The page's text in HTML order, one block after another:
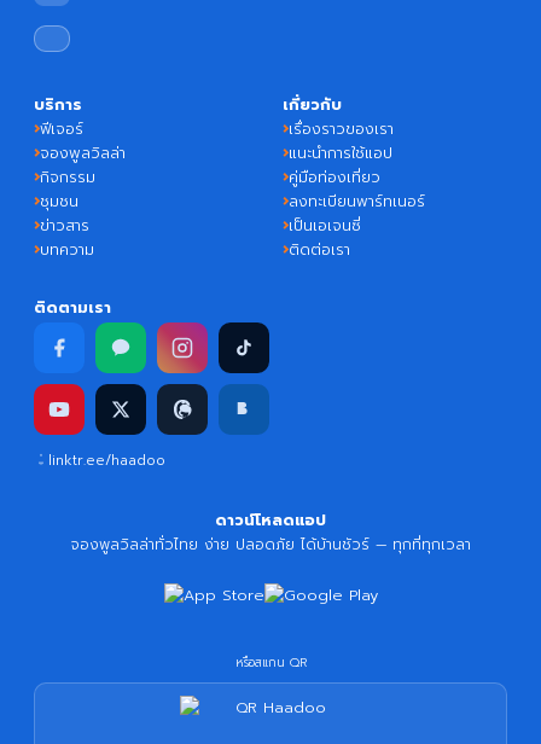
บริการ
ฟีเจอร์
จองพูลวิลล่า
กิจกรรม
ชุมชน
ข่าวสาร
บทความ
เกี่ยวกับ
เรื่องราวของเรา
แนะนำการใช้แอป
คู่มือท่องเที่ยว
ลงทะเบียนพาร์ทเนอร์
เป็นเอเจนซี่
ติดต่อเรา
ติดตามเรา
linktr.ee/haadoo
ดาวน์โหลดแอป
จองพูลวิลล่าทั่วไทย ง่าย ปลอดภัย ได้บ้านชัวร์ — ทุกที่ทุกเวลา
หรือสแกน QR